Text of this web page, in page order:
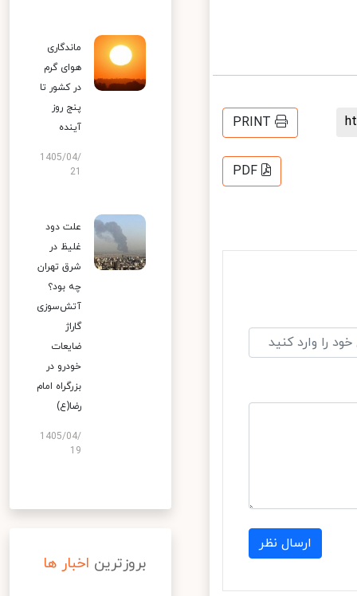
PRINT
PDF
ارسال نظر
ماندگاری
هوای گرم
در کشور تا
پنج روز
آینده
1405/04/
علت دود
غلیظ در
شرق تهران
چه بود؟
آتش‌سوزی
گاراژ
ضایعات
خودرو در
بزرگراه امام
رضا(ع)
1405/04/
19
بروزترین اخبار ها